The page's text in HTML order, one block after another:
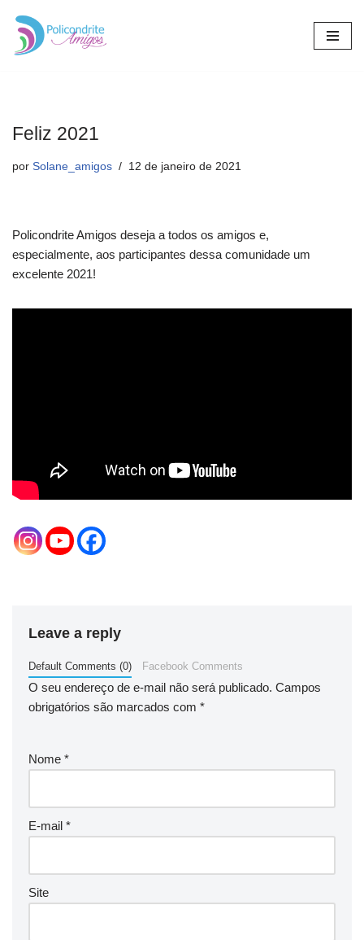
Pular
Feliz 2021
por Solane_amigos 12 de janeiro de 2021
Policondrite Amigos deseja a todos os amigos e,
especialmente, aos participantes dessa comunidade um
excelente 2021!
Leave a reply
Default Comments (0) Facebook Comments
O seu endereço de e-mail não será publicado. Campos
obrigatórios são marcados com *
Nome *
E-mail *
Site